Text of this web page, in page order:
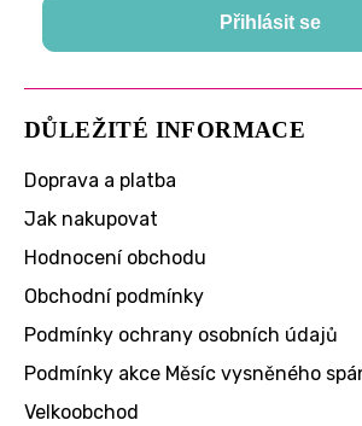
DŮLEŽITÉ INFORMACE
Doprava a platba
Jak nakupovat
Hodnocení obchodu
Obchodní podmínky
Podmínky ochrany osobních údajů
Podmínky akce Měsíc vysněného
Velkoobchod
Přihlásit se